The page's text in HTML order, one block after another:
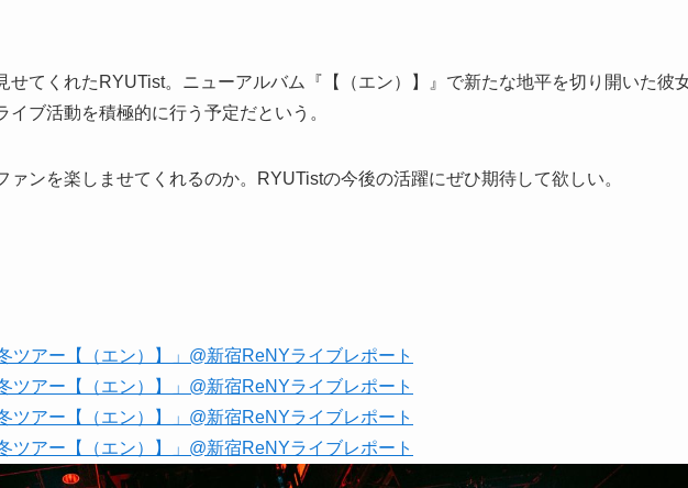
せてくれたRYUTist。ニューアルバム『【（エン）】』で新たな地平を切り開いた彼
イブ活動を積極的に行う予定だという。
ァンを楽しませてくれるのか。RYUTistの今後の活躍にぜひ期待して欲しい。